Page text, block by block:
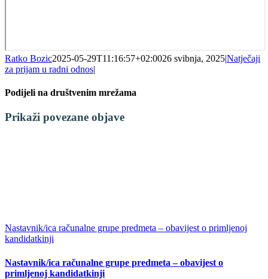
Ratko Bozic2025-05-29T11:16:57+02:0026 svibnja, 2025|Natječaji
za prijam u radni odnos|
Podijeli na društvenim mrežama
Facebook
X
LinkedIn
WhatsApp
Tumblr
Pinterest
Email:
Prikaži povezane objave
Nastavnik/ica računalne grupe predmeta – obavijest o primljenoj
kandidatkinji
Nastavnik/ica računalne grupe predmeta – obavijest o
primljenoj kandidatkinji